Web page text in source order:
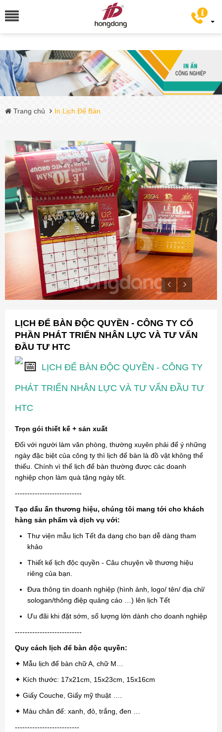
Trang chủ In Lịch Để Bàn
LỊCH ĐỂ BÀN ĐỘC QUYỀN - CÔNG TY CỔ
PHẦN PHÁT TRIỂN NHÂN LỰC VÀ TƯ VẤN
ĐẦU TƯ HTC
LỊCH ĐỂ BÀN ĐỘC QUYỀN - CÔNG TY
PHÁT TRIỂN NHÂN LỰC VÀ TƯ VẤN ĐẦU TƯ
HTC
Trọn gói thiết kế + sản xuất
Đối với người làm văn phòng, thường xuyên phải để ý những
ngày đặc biệt của công ty thì lịch để bàn là đồ vật không thể
thiếu. Chính vì thế lịch để bàn thường được các doanh
nghiệp chọn làm quà tặng ngày tết.
---------------------------
Tạo dấu ấn thương hiệu, chúng tôi mang tới cho khách
hàng sản phẩm và dịch vụ với:
Thư viện mẫu lịch Tết đa dạng cho bạn dễ dàng tham
khảo
Thiết kế lịch độc quyền - Câu chuyện về thương hiệu
riêng của bạn.
Đưa thông tin doanh nghiệp (hình ảnh, logo/ tên/ địa chỉ/
sologan/thông điệp quảng cáo …) lên lịch Tết
Ưu đãi khi đặt sớm, số lượng lớn dành cho doanh nghiệp
---------------------------
Quy cách lịch để bàn độc quyền:
✦ Mẫu lịch để bàn chữ A, chữ M…
✦ Kích thước: 17x21cm, 15x23cm, 15x16cm
✦ Giấy Couche, Giấy mỹ thuật ….
✦ Màu chân đế: xanh, đỏ, trắng, đen …
--------------------------